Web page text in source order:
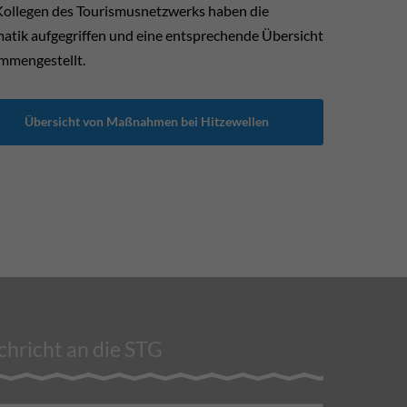
des Tourismusnetzwerks haben die
aufgegriffen und eine entsprechende Übersicht
Übersicht von Maßnahmen bei Hitzewellen
an die STG